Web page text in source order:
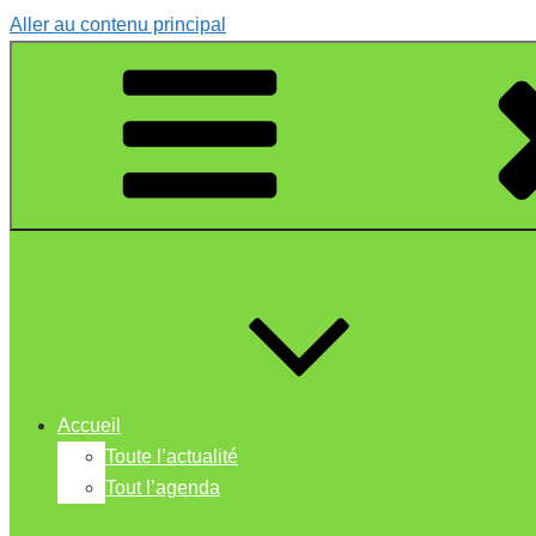
Aller au contenu principal
Accueil
Toute l’actualité
Tout l’agenda